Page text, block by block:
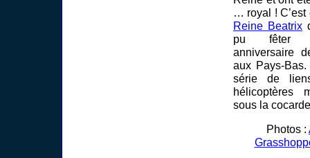
… royal ! C’est
Reine Beatrix
pu fêter
anniversaire
aux Pays-
série de
hélicoptères
sous la
Photos :